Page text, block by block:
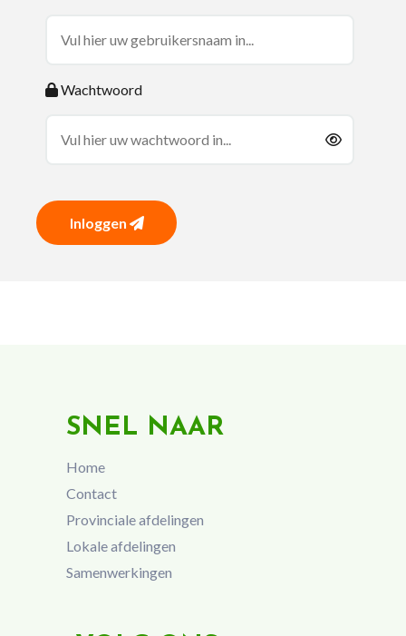
Wachtwoord
Inloggen
SNEL NAAR
Home
Contact
Provinciale afdelingen
Lokale afdelingen
Samenwerkingen